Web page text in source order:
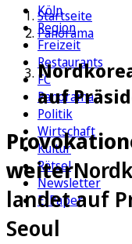
Köln
Region
Freizeit
Restaurants
FC
Panorama
Politik
Wirtschaft
Kultur
Rätsel
Newsletter
E-Paper
Startseite
Panorama
auf
weiter
landet auf
Seoul